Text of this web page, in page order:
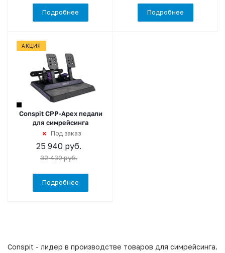
Подробнее Подробнее
АКЦИЯ
Conspit CPP-Apex педали
для симрейсинга
Под заказ
25 940 руб.
32 430руб.
Подробнее
Conspit - лидер в производстве товаров для симрейсинга.